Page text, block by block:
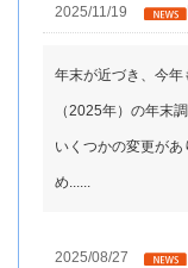
2025/11/19
年末が近づき、今
（2025年）の年末
いくつかの変更が
め......
2025/08/27